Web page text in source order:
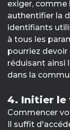
exiger,
authentifier la
identifiants
à tous les
pourriez
réduisant ainsi
dans la
4. Initier le
Commencer
Il suffit